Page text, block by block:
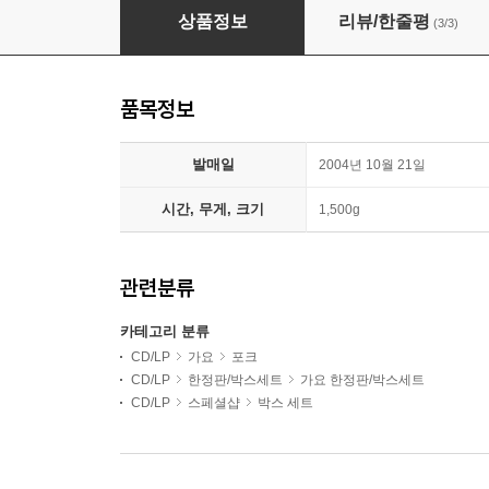
김민기 - Past Life of 김민기
상품정보 리뷰/한줄평 (3/3)
품목정보
발매일 2004년 10월 21일
시간, 무게, 크기 1,500g
관련분류
카테고리 분류
CD/LP 가요
포크
CD/LP
한정판/박스세트
가요 한정판/박스세트
CD/LP
스페셜샵 박스 세트